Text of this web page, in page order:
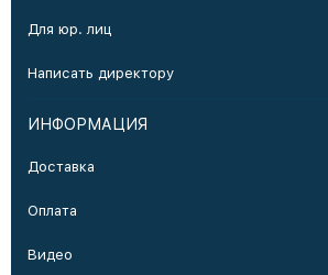
Для юр. лиц
Написать директору
ИНФОРМАЦИЯ
Доставка
Оплата
Видео